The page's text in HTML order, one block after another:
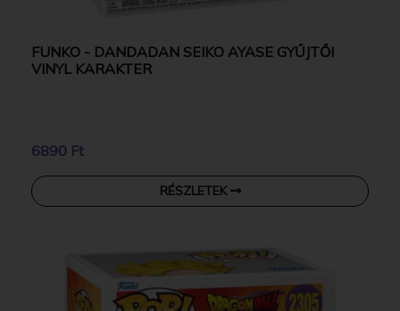
FUNKO - DANDADAN SEIKO AYASE GYŰJTŐI
VINYL KARAKTER
6890 Ft
RÉSZLETEK